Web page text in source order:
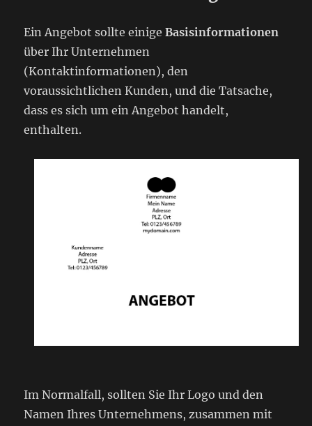
Ein Angebot sollte einigeBasisinformationen
über Ihr Unternehmen
(Kontaktinformationen), den
voraussichtlichen Kunden, und die Tatsache,
dass es sich um ein Angebot handelt,
enthalten.
Im Normalfall, sollten Sie Ihr Logo und den
Namen Ihres Unternehmens, zusammen mit